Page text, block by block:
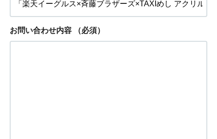
お問い合わせ内容 （必須）